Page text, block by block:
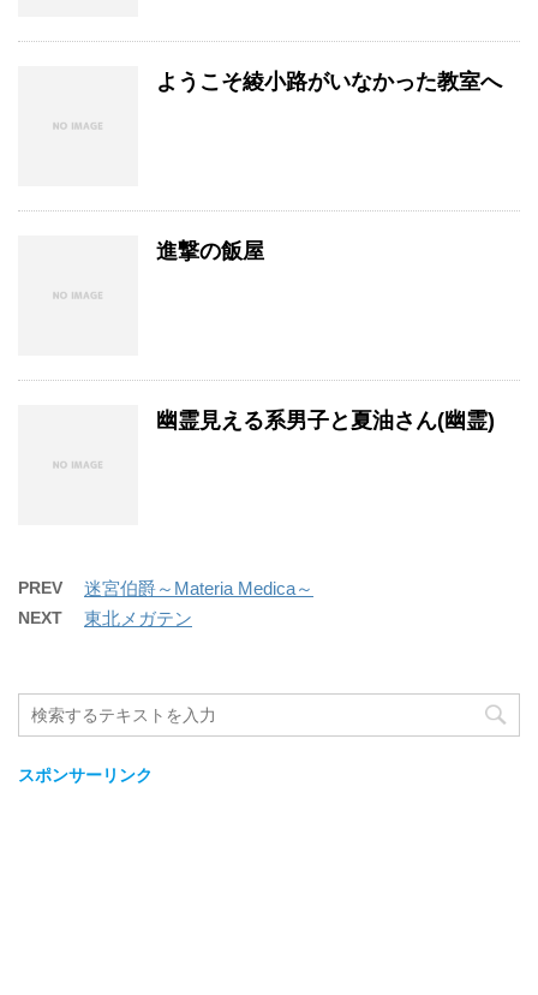
ようこそ綾小路がいなかった教室へ
進撃の飯屋
幽霊見える系男子と夏油さん(幽霊)
PREV 迷宮伯爵～Materia Medica～
NEXT 東北メガテン
スポンサーリンク